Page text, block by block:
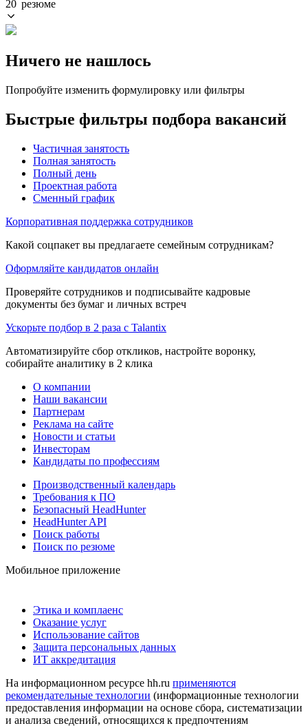
20 резюме
Ничего не нашлось
Попробуйте изменить формулировку или фильтры
Быстрые фильтры подбора вакансий
Частичная занятость
Полная занятость
Полный день
Проектная работа
Сменный график
Корпоративная поддержка сотрудников
Какой соцпакет вы предлагаете семейным сотрудникам?
Оформляйте кандидатов онлайн
Проверяйте сотрудников и подписывайте кадровые
документы без бумаг и личных встреч
Ускорьте подбор в 2 раза с Talantix
Автоматизируйте сбор откликов, настройте воронку,
собирайте аналитику в 2 клика
О компании
Наши вакансии
Партнерам
Реклама на сайте
Новости и статьи
Инвесторам
Кандидаты по профессиям
Производственный календарь
Требования к ПО
Безопасный HeadHunter
HeadHunter API
Поиск работы
Поиск по резюме
Мобильное приложение
Этика и комплаенс
Оказание услуг
Использование сайтов
Защита персональных данных
ИТ аккредитация
На информационном ресурсе hh.ru применяются
рекомендательные технологии (информационные технологии
предоставления информации на основе сбора, систематизации
и анализа сведений, относящихся к предпочтениям